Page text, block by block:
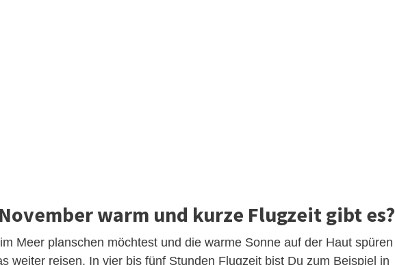
warm und kurze Flugzeit gibt es?
Meer planschen möchtest und die warme Sonne auf der Haut spüren
weiter reisen. In vier bis fünf Stunden Flugzeit bist Du zum Beispiel in